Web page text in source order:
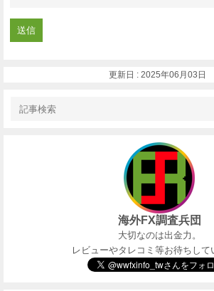
更新日 : 2025年06月03日
海外FX調査兵団
大切なのは出金力。
レビューやタレコミ等お待ちして